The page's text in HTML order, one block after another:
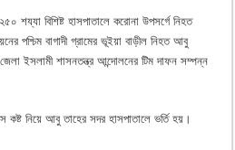
শয্যা বিশিষ্ট হাসপাতালে করোনা উপসর্গে নিহত
পশ্চিম বাগাদী গ্রামের ভূইয়া বাড়ীল নিহত আবু
ইসলামী শাসনতন্ত্র আন্দোলনের টিম দাফন সম্পন্ন
কষ্ট নিয়ে আবু তাহের সদর হাসপাতালে ভর্তি হয়।